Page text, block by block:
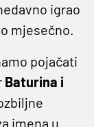
igrao
mjesečno.
pojačati
Baturina i
imena u